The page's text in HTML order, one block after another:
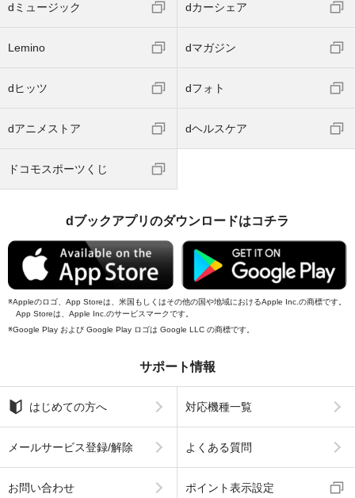
dミュージック dカーシェア
Lemino dマガジン
dヒッツ dフォト
dアニメストア dヘルスケア
ドコモスポーツくじ
dブックアプリのダウンロードはコチラ
Appleのロゴ、App Storeは、米国もしくはその他の国や地域におけるApple Inc.の商標です。
App Storeは、Apple Inc.のサービスマークです。
Google Play および Google Play ロゴは Google LLC の商標です。
サポート情報
はじめての方へ 対応機種一覧
メールサービス登録/解除 よくある質問
お問い合わせ ポイント表示設定